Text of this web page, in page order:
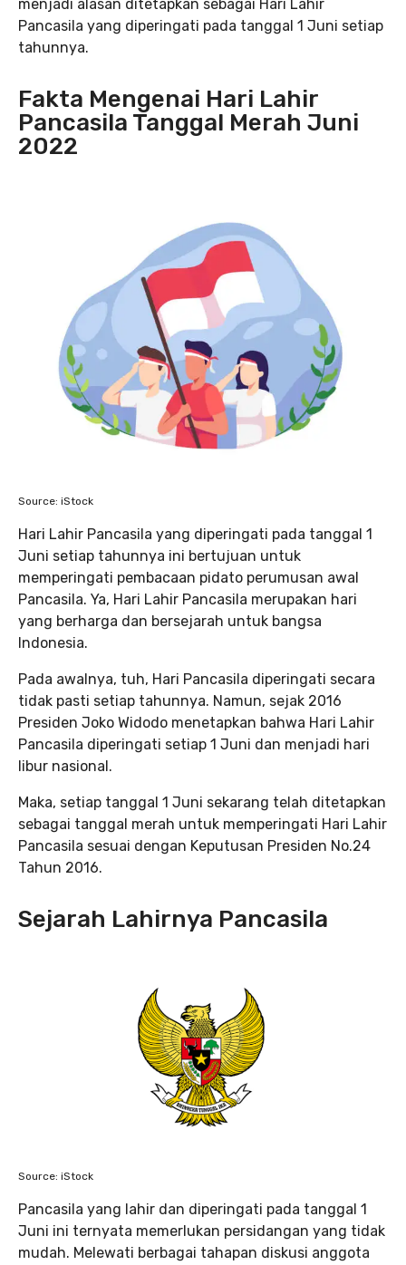
menjadi alasan ditetapkan sebagai Hari Lahir
Pancasila yang diperingati pada tanggal 1 Juni setiap
tahunnya.
Fakta Mengenai Hari Lahir
Pancasila Tanggal Merah Juni
2022
Source: iStock
Hari Lahir Pancasila yang diperingati pada tanggal 1
Juni setiap tahunnya ini bertujuan untuk
memperingati pembacaan pidato perumusan awal
Pancasila. Ya, Hari Lahir Pancasila merupakan hari
yang berharga dan bersejarah untuk bangsa
Indonesia.
Pada awalnya, tuh, Hari Pancasila diperingati secara
tidak pasti setiap tahunnya. Namun, sejak 2016
Presiden Joko Widodo menetapkan bahwa Hari Lahir
Pancasila diperingati setiap 1 Juni dan menjadi hari
libur nasional.
Maka, setiap tanggal 1 Juni sekarang telah ditetapkan
sebagai tanggal merah untuk memperingati Hari Lahir
Pancasila sesuai dengan Keputusan Presiden No.24
Tahun 2016.
Sejarah Lahirnya Pancasila
Source: iStock
Pancasila yang lahir dan diperingati pada tanggal 1
Juni ini ternyata memerlukan persidangan yang tidak
mudah. Melewati berbagai tahapan diskusi anggota